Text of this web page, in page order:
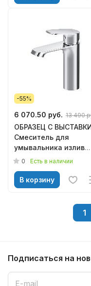
-55%
6 070.50 руб. 13 490
ОБРАЗЕЦ С
Смеситель для
умывальника излив
87мм ХРОМ F8F02100,
0 Есть в наличии
В корзину
1
Подписаться на